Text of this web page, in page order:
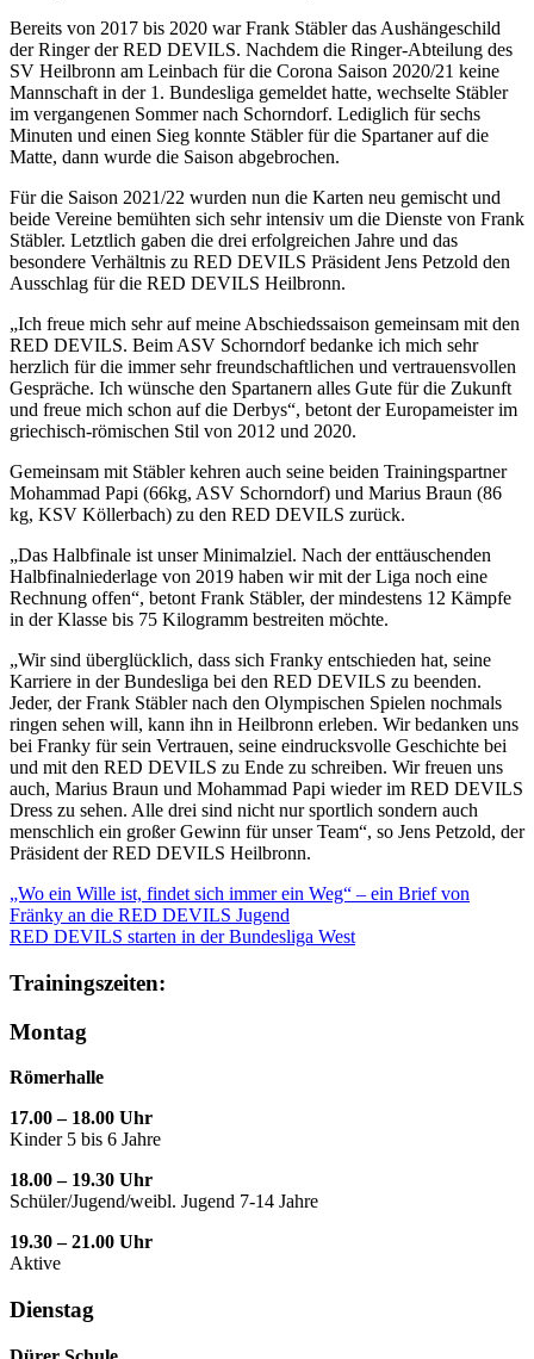
Bereits von 2017 bis 2020 war Frank Stäbler das Aushängeschild
der Ringer der RED DEVILS. Nachdem die Ringer-Abteilung des
SV Heilbronn am Leinbach für die Corona Saison 2020/21 keine
Mannschaft in der 1. Bundesliga gemeldet hatte, wechselte Stäbler
im vergangenen Sommer nach Schorndorf. Lediglich für sechs
Minuten und einen Sieg konnte Stäbler für die Spartaner auf die
Matte, dann wurde die Saison abgebrochen.
Für die Saison 2021/22 wurden nun die Karten neu gemischt und
beide Vereine bemühten sich sehr intensiv um die Dienste von Frank
Stäbler. Letztlich gaben die drei erfolgreichen Jahre und das
besondere Verhältnis zu RED DEVILS Präsident Jens Petzold den
Ausschlag für die RED DEVILS Heilbronn.
„Ich freue mich sehr auf meine Abschiedssaison gemeinsam mit den
RED DEVILS. Beim ASV Schorndorf bedanke ich mich sehr
herzlich für die immer sehr freundschaftlichen und vertrauensvollen
Gespräche. Ich wünsche den Spartanern alles Gute für die Zukunft
und freue mich schon auf die Derbys“, betont der Europameister im
griechisch-römischen Stil von 2012 und 2020.
Gemeinsam mit Stäbler kehren auch seine beiden Trainingspartner
Mohammad Papi (66kg, ASV Schorndorf) und Marius Braun (86
kg, KSV Köllerbach) zu den RED DEVILS zurück.
„Das Halbfinale ist unser Minimalziel. Nach der enttäuschenden
Halbfinalniederlage von 2019 haben wir mit der Liga noch eine
Rechnung offen“, betont Frank Stäbler, der mindestens 12 Kämpfe
in der Klasse bis 75 Kilogramm bestreiten möchte.
„Wir sind überglücklich, dass sich Franky entschieden hat, seine
Karriere in der Bundesliga bei den RED DEVILS zu beenden.
Jeder, der Frank Stäbler nach den Olympischen Spielen nochmals
ringen sehen will, kann ihn in Heilbronn erleben. Wir bedanken uns
bei Franky für sein Vertrauen, seine eindrucksvolle Geschichte bei
und mit den RED DEVILS zu Ende zu schreiben. Wir freuen uns
auch, Marius Braun und Mohammad Papi wieder im RED DEVILS
Dress zu sehen. Alle drei sind nicht nur sportlich sondern auch
menschlich ein großer Gewinn für unser Team“, so Jens Petzold, der
Präsident der RED DEVILS Heilbronn.
„Wo ein Wille ist, findet sich immer ein Weg“ – ein Brief von
Fränky an die RED DEVILS Jugend
RED DEVILS starten in der Bundesliga West
Trainingszeiten:
Montag
Römerhalle
17.00 – 18.00 Uhr
Kinder 5 bis 6 Jahre
18.00 – 19.30 Uhr
Schüler/Jugend/weibl. Jugend 7-14 Jahre
19.30 – 21.00 Uhr
Aktive
Dienstag